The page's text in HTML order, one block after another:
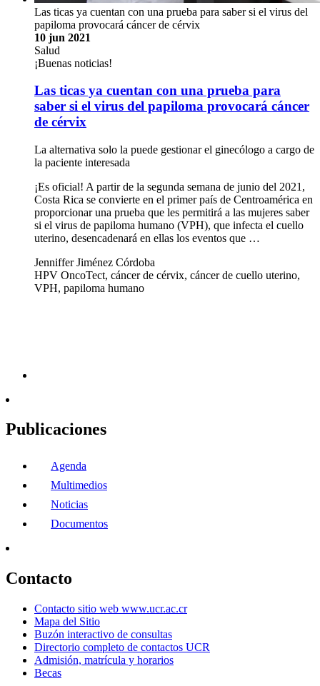
Las ticas ya cuentan con una prueba para saber si el virus del
papiloma provocará cáncer de cérvix
10 jun 2021
Salud
¡Buenas noticias!
Las ticas ya cuentan con una prueba para
saber si el virus del papiloma provocará cáncer
de cérvix
La alternativa solo la puede gestionar el ginecólogo a cargo de
la paciente interesada
¡Es oficial! A partir de la segunda semana de junio del 2021,
Costa Rica se convierte en el primer país de Centroamérica en
proporcionar una prueba que les permitirá a las mujeres saber
si el virus de papiloma humano (VPH), que infecta el cuello
uterino, desencadenará en ellas los eventos que …
Jenniffer Jiménez Córdoba
HPV OncoTect, cáncer de cérvix, cáncer de cuello uterino,
VPH, papiloma humano
Publicaciones
Agenda
Multimedios
Noticias
Documentos
Contacto
Contacto sitio web www.ucr.ac.cr
Mapa del Sitio
Buzón interactivo de consultas
Directorio completo de contactos UCR
Admisión, matrícula y horarios
Becas